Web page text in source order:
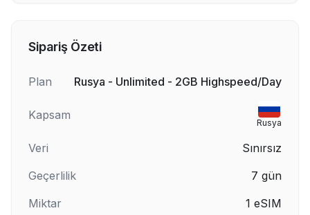
Sipariş Özeti
Plan Rusya - Unlimited - 2GB Highspeed/Day
Kapsam
Rusya
Veri
Sınırsız
Geçerlilik
7 gün
Miktar
1 eSIM